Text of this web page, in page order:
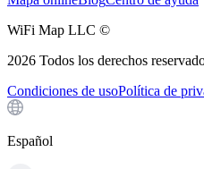
WiFi Map LLC ©
2026 Todos los derechos
Condiciones de usoPolítica de
Español